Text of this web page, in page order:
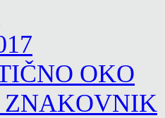
OKO
ZNAKOVNIK